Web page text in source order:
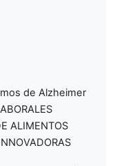
de Alzheimer
ALIMENTOS